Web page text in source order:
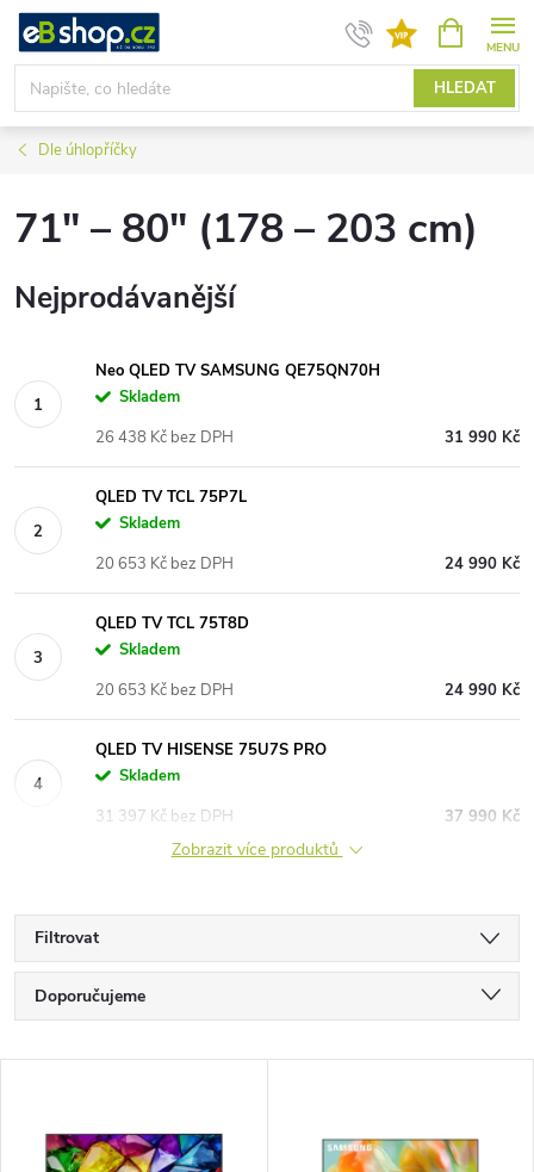
Přejít
obsah
HLEDAT
NÁKUPNÍ
KOŠÍK
Dle úhlopříčky
71" – 80" (178 – 203 cm)
Nejprodávanější
Neo QLED TV SAMSUNG QE75QN70H
Skladem
31 990 Kč
26 438 Kč bez DPH
QLED TV TCL 75P7L
Skladem
24 990 Kč
20 653 Kč bez DPH
QLED TV TCL 75T8D
Skladem
24 990 Kč
20 653 Kč bez DPH
QLED TV HISENSE 75U7S PRO
Skladem
37 990 Kč
31 397 Kč bez DPH
Zobrazit více produktů
Filtrovat
Ř
a
Doporučujeme
Nejprodávanější